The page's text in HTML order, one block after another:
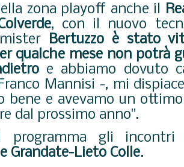
zona playoff anche il
, con il nuovo
Bertuzzo è stato
qualche mese non potrà
e abbiamo dovuto
Mannisi -, mi
bene e avevamo un
dal prossimo anno".
programma gli
Grandate-Lieto Colle.